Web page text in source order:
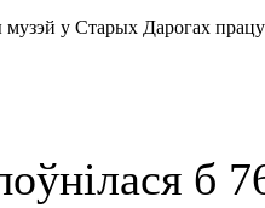
у Старых Дарогах
б